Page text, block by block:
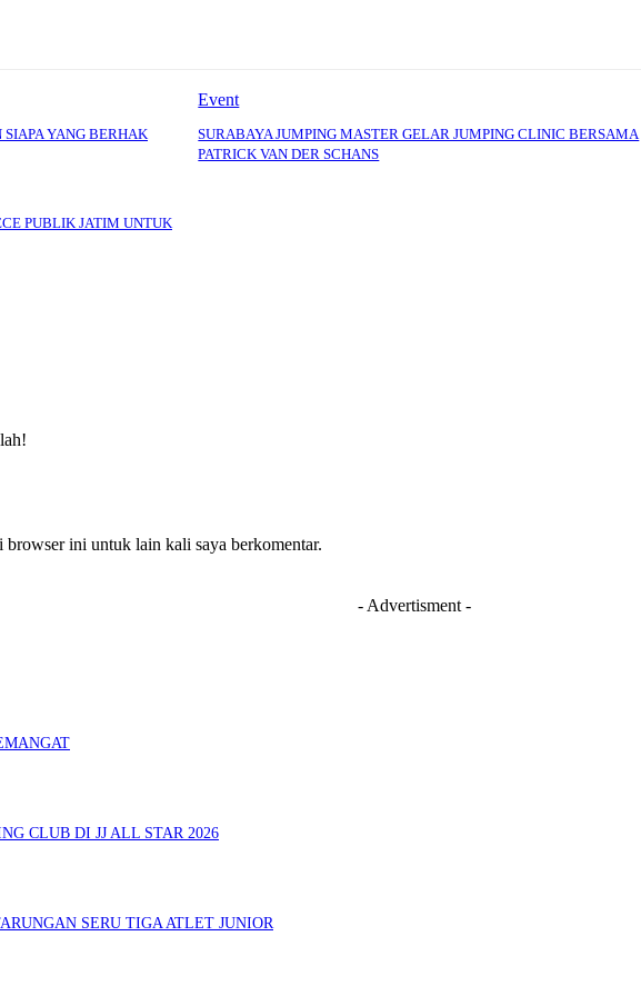
SIAPA YANG BERHAK
Event
SURABAYA JUMPING MASTER GELAR JUMPING CLINIC BERSAMA
PATRICK VAN DER SCHANS
PUBLIK JATIM UNTUK
browser ini untuk lain kali saya berkomentar.
- Advertisment -
CLUB DI JJ ALL STAR 2026
SERU TIGA ATLET JUNIOR